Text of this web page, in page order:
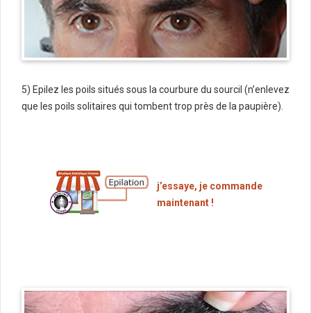
5) Epilez les poils situés sous la courbure du sourcil (n’enlevez
que les poils solitaires qui tombent trop près de la paupière).
j’essaye, je commande
maintenant !